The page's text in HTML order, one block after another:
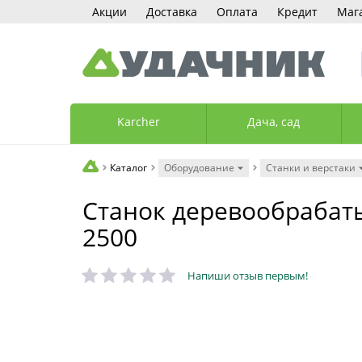
Акции Доставка Оплата Кредит
Karcher Дача, сад
Каталог Оборудование Станки и верстаки
Станок
2500
Напиши отзыв первым!